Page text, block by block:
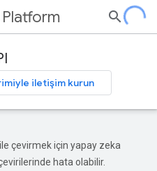
iletişim kurun
çevirmek için yapay zeka
hata olabilir.